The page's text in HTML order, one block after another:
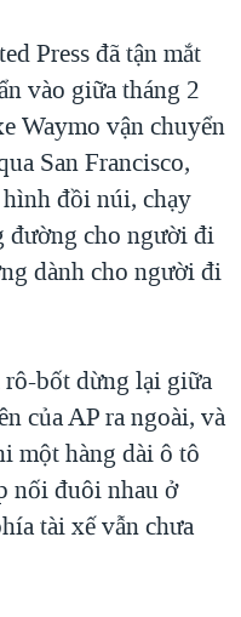
Press đã tận mắt
vào giữa tháng 2
Waymo vận chuyển
San Francisco,
đồi núi, chạy
đường cho người đi
dành cho người đi
bốt dừng lại giữa
của AP ra ngoài, và
một hàng dài ô tô
nối đuôi nhau ở
tài xế vẫn chưa